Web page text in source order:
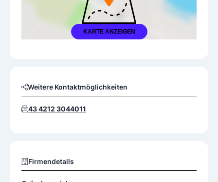
KARTE ANZEIGEN
Weitere Kontaktmöglichkeiten
43 4212 3044011
Firmendetails